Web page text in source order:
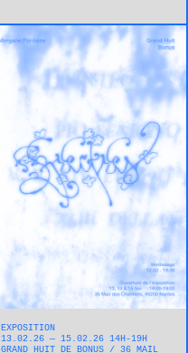
EXPOSITION
13.02.26 — 15.02.26 14H-19H
GRAND HUIT DE BONUS
36 MAIL